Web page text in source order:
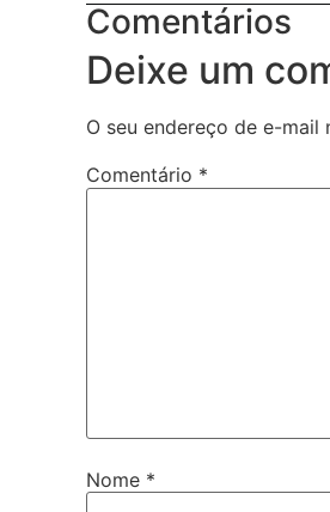
Comentários
Deixe um
O seu endereço de e-mail
Comentário *
Nome *